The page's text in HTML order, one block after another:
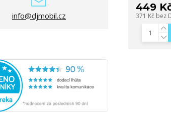
449
371 Kč bez
info@djmobil.cz